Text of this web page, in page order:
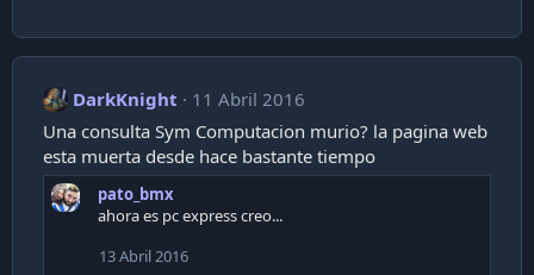
DarkKnight
11 Abril 2016
Una consulta Sym Computacion murio? la pagina web
esta muerta desde hace bastante tiempo
pato_bmx
ahora es pc express creo...
13 Abril 2016